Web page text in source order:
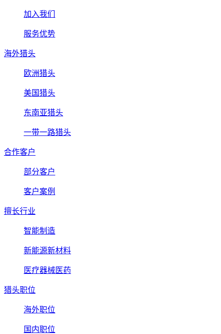
加入我们
服务优势
海外猎头
欧洲猎头
美国猎头
东南亚猎头
一带一路猎头
合作客户
部分客户
客户案例
擅长行业
智能制造
新能源新材料
医疗器械医药
猎头职位
海外职位
国内职位